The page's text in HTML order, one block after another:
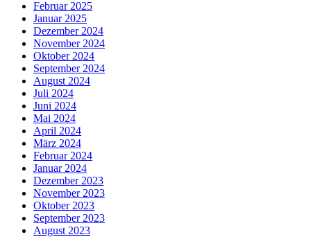
Februar 2025
Januar 2025
Dezember 2024
November 2024
Oktober 2024
September 2024
August 2024
Juli 2024
Juni 2024
Mai 2024
April 2024
März 2024
Februar 2024
Januar 2024
Dezember 2023
November 2023
Oktober 2023
September 2023
August 2023